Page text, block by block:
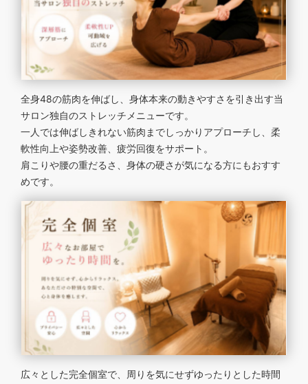
全身48の筋肉を伸ばし、身体本来の動きやすさを引き出す当
サロン独自のストレッチメニューです。
一人では伸ばしきれない筋肉までしっかりアプローチし、柔
軟性向上や姿勢改善、疲労回復をサポート。
肩こりや腰の重だるさ、身体の硬さが気になる方にもおすす
めです。
広々とした完全個室で、周りを気にせずゆったりとした時間